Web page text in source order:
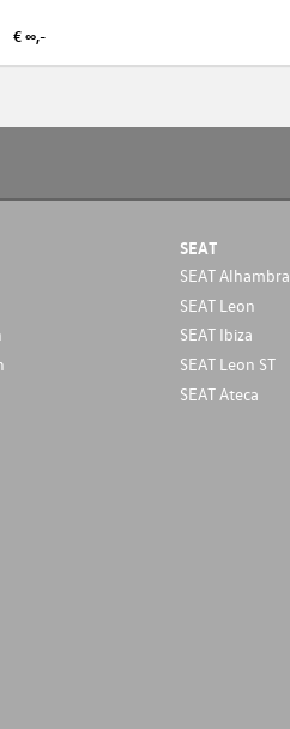
€ ∞,-
SEAT
SEAT Alhambra
SEAT Leon
SEAT Ibiza
SEAT Leon ST
SEAT Ateca